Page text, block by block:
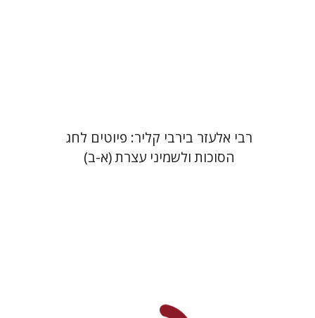
רבי אלעזר בירבי קליר: פיוטים לחג
הסוכות ולשמיני עצרת (א-ב)